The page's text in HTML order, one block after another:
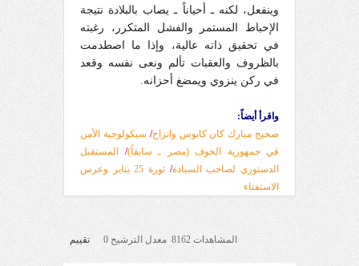
وينفعل، لكنه ـ أحياناً ـ يصاب بالبلادة نتيجة
الإحباط المستمر والفشل المتكرر، رغبته
في تحقيق ذاته عالية، وإذا ما اصطدمت
بالظروف والعقبات تألم ونعى نفسه وقعد
في ركن ينزوي ويمضغ أحزانه.
واقرأ أيضاً:
صحيح مبارك كان كابوس وانزاح/ سيكولوجية الأمن
في جمهورية الخوف (مصر ـ سابقاً)/
المستقبل
الدستوري لصاحب السيادة/
ثورة 25 يناير وعرس
الاستفتاء
المشاهدات 8162 معدل الترشيح 0 تقييم